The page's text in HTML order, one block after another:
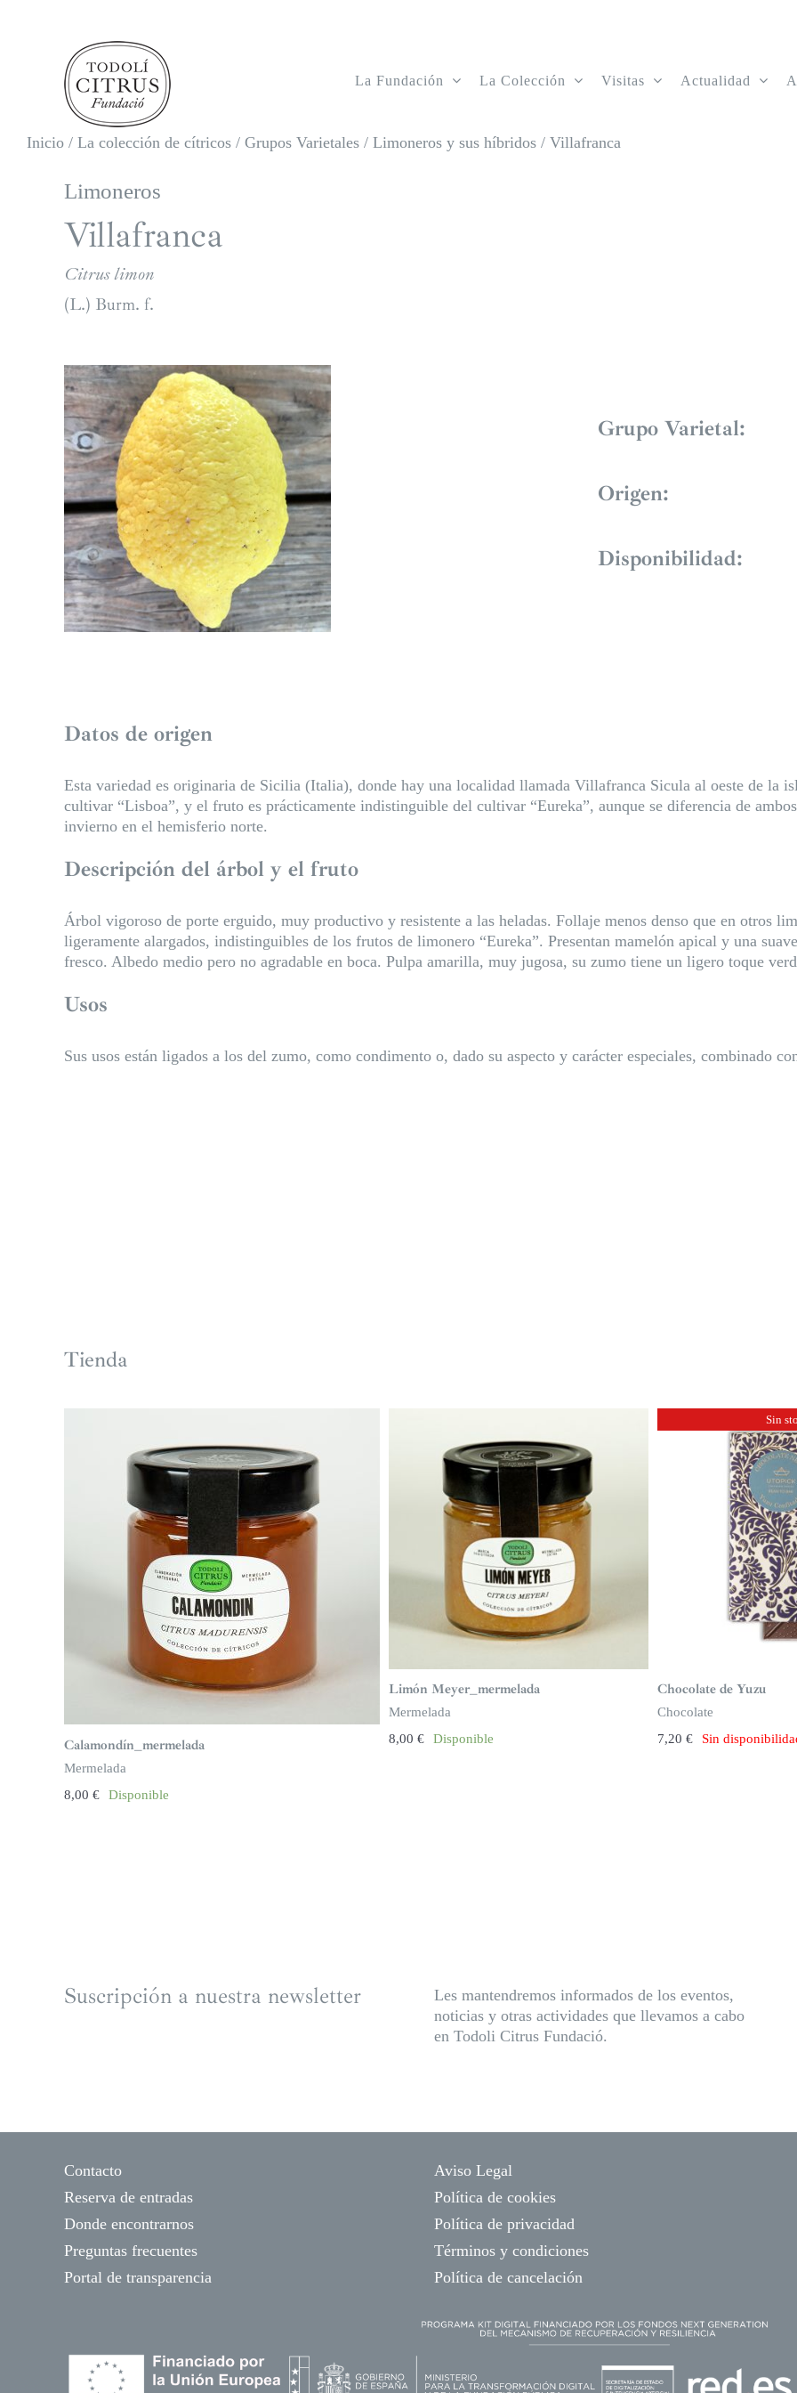
La Fundación La Colección Visitas Actualidad
Inicio / La colección de cítricos / Grupos Varietales / Limoneros y sus híbridos / Villafranca
Limoneros
Villafranca
Citrus limon
(L.) Burm. f.
Grupo Varietal:
Origen:
Disponibilidad:
Datos de origen
Esta variedad es originaria de Sicilia (Italia), donde hay una localidad llamada Villafranca Sicula al oeste de la
cultivar “Lisboa”, y el fruto es prácticamente indistinguible del cultivar “Eureka”, aunque se diferencia de
invierno en el hemisferio norte.
Descripción del árbol y el fruto
Árbol vigoroso de porte erguido, muy productivo y resistente a las heladas. Follaje menos denso que en otros
ligeramente alargados, indistinguibles de los frutos de limonero “Eureka”. Presentan mamelón apical y una
fresco. Albedo medio pero no agradable en boca. Pulpa amarilla, muy jugosa, su zumo tiene un ligero toque
Usos
Sus usos están ligados a los del zumo, como condimento o, dado su aspecto y carácter especiales, combinado
Tienda
Calamondín_mermelada
Mermelada
8,00 € Disponible
Limón Meyer_mermelada
Mermelada
8,00 € Disponible
Sin
Chocolate de Yuzu
Chocolate
7,20€ Sin
Suscripción a nuestra newsletter
Les mantendremos informados de los eventos,
noticias y otras actividades que llevamos a cabo
en Todoli Citrus Fundació.
Contacto
Reserva de entradas
Donde encontrarnos
Preguntas frecuentes
Portal de transparencia
Aviso Legal
Política de cookies
Política de privacidad
Términos y condiciones
Política de cancelación